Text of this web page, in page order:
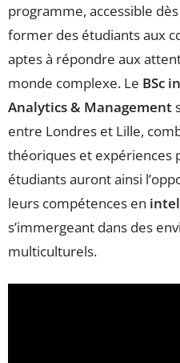
programme, accessible
former des étudiants aux
aptes à répondre aux
monde complexe. Le BSc
Analytics & Management
entre Londres et Lille,
théoriques et expériences
étudiants auront ainsi
leurs compétences en
s’immergeant dans des
multiculturels.